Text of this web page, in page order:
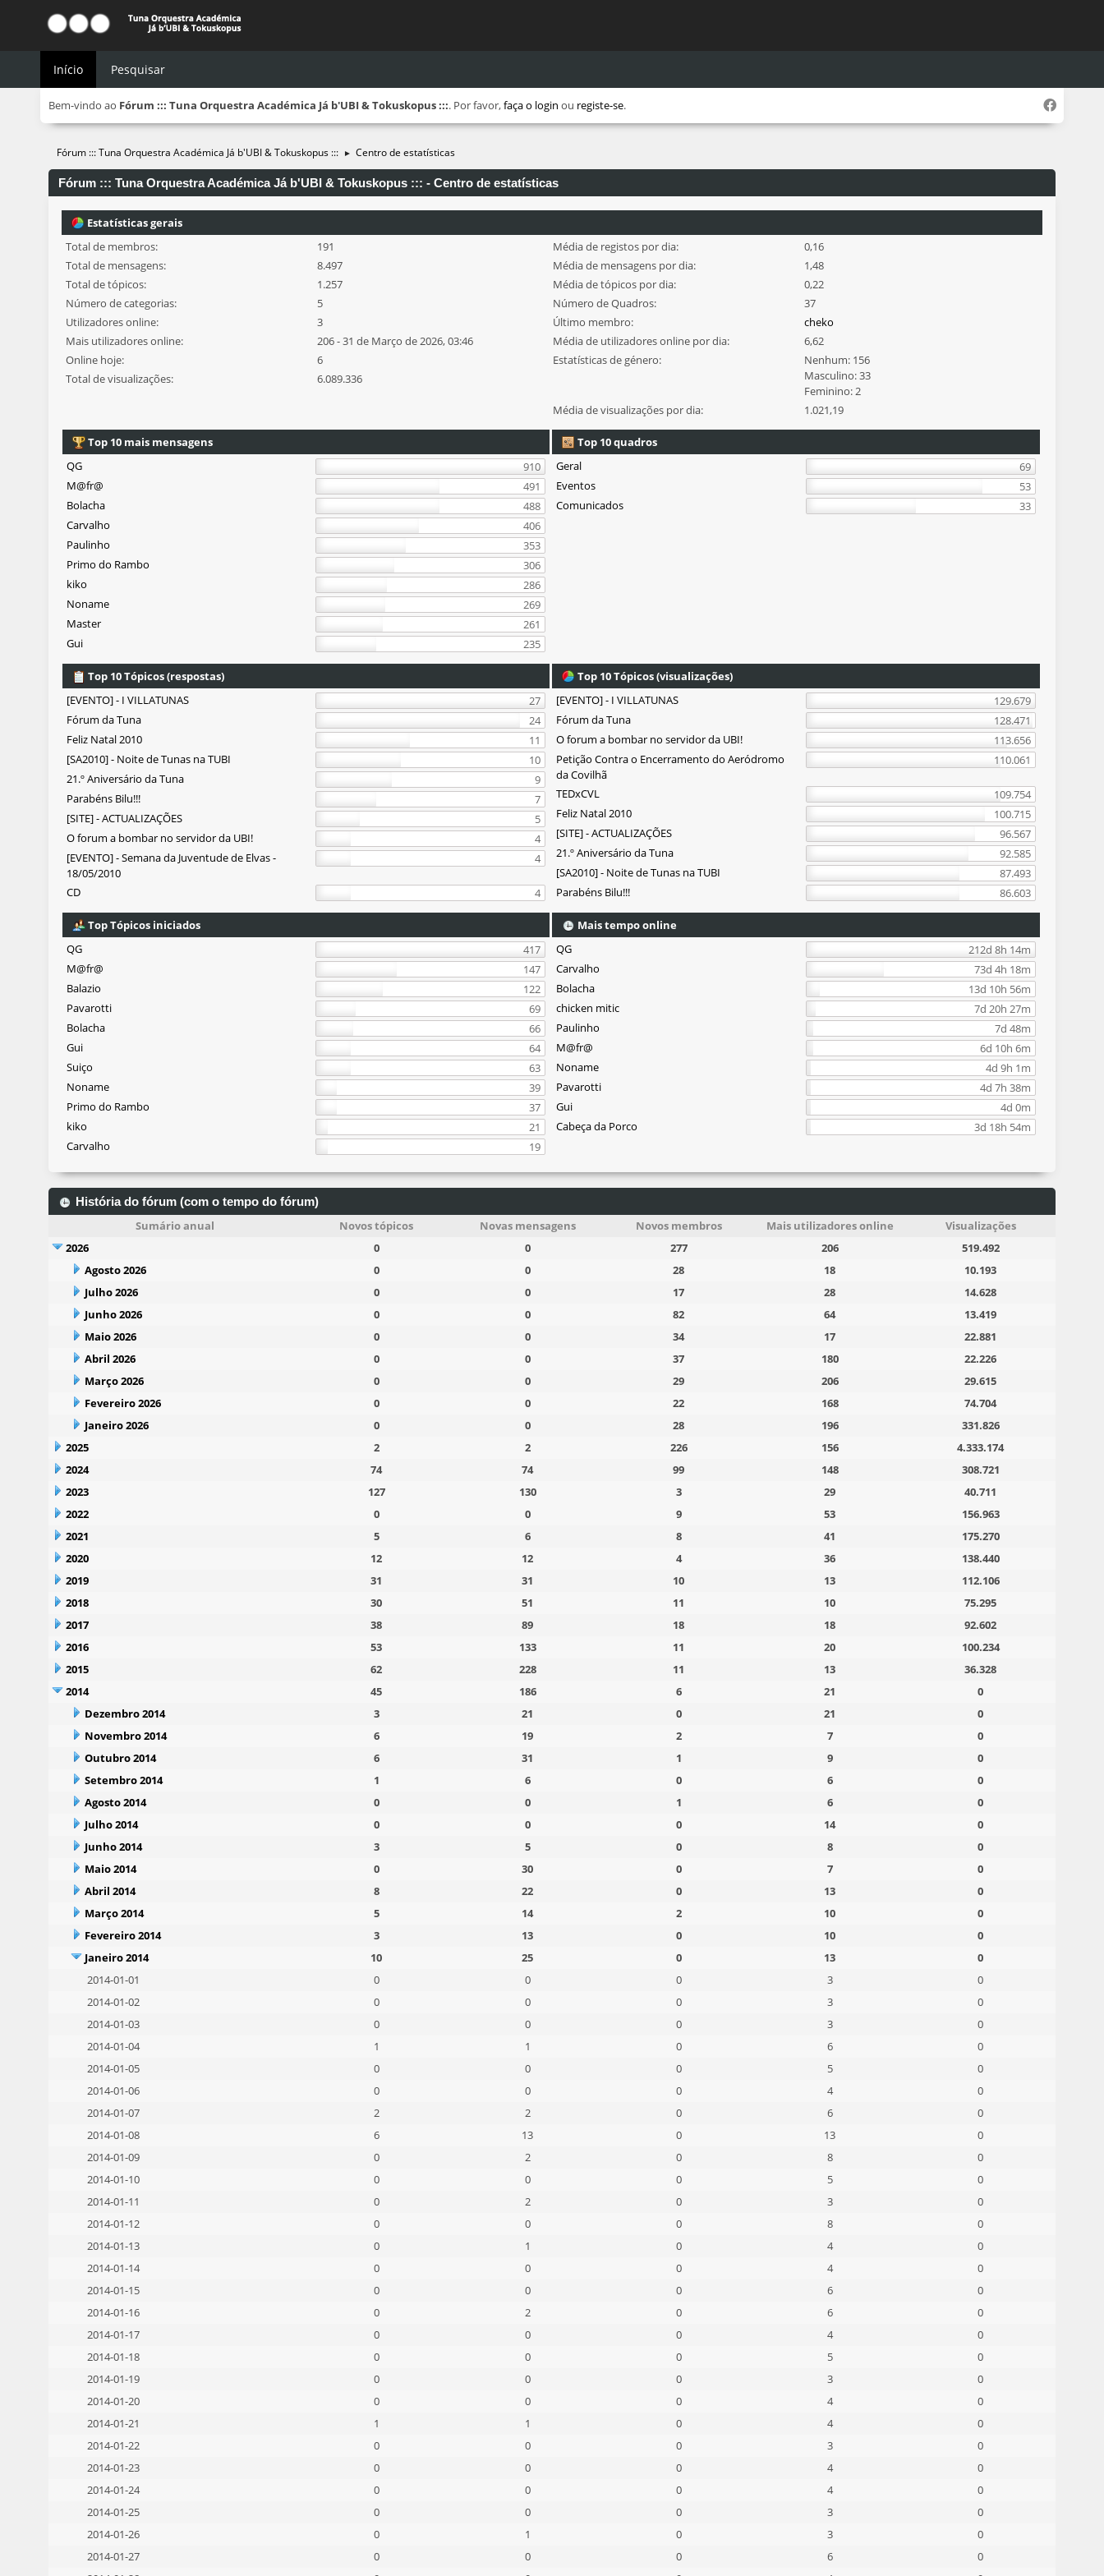
Início Pesquisar
Bem-vindo ao Fórum ::: Tuna Orquestra Académica Já b'UBI & Tokuskopus :::. Por favor,faça o login ou registe-se.
Fórum ::: Tuna Orquestra Académica Já b'UBI & Tokuskopus ::: ► Centro de estatísticas
Fórum ::: Tuna Orquestra Académica Já b'UBI & Tokuskopus ::: - Centro de estatísticas
Estatísticas gerais
Total de membros:
191
Total de mensagens:
8.497
Total de tópicos:
1.257
Número de categorias:
5
Utilizadores online:
3
Mais utilizadores online:
206 - 31 de Março de 2026, 03:46
Online hoje:
6
Total de visualizações:
6.089.336
Média de registos por dia:
0,16
Média de mensagens por dia:
1,48
Média de tópicos por dia:
0,22
Número de Quadros:
37
Último membro:
cheko
Média de utilizadores online por dia:
6,62
Estatísticas de género:
Nenhum: 156
Masculino: 33
Feminino: 2
Média de visualizações por dia:
1.021,19
Top 10 mais mensagens
QG
910
M@fr@
491
Bolacha
488
Carvalho
406
Paulinho
353
Primo do Rambo
306
kiko
286
Noname
269
Master
261
Gui
235
Top 10 quadros
Geral
69
Eventos
53
Comunicados
33
Top 10 Tópicos (respostas)
[EVENTO] - I VILLATUNAS
27
Fórum da Tuna
24
Feliz Natal 2010
11
[SA2010] - Noite de Tunas na TUBI
10
21.º Aniversário da Tuna
9
Parabéns Bilu!!!
7
[SITE] - ACTUALIZAÇÕES
5
O forum a bombar no servidor da UBI!
4
[EVENTO] - Semana da Juventude de Elvas -
18/05/2010
4
CD 4
Top 10 Tópicos (visualizações)
[EVENTO] - I VILLATUNAS
129.679
Fórum da Tuna
128.471
O forum a bombar no servidor da UBI!
113.656
Petição Contra o Encerramento do Aeródromo
da Covilhã
110.061
TEDxCVL
109.754
Feliz Natal 2010
100.715
[SITE] - ACTUALIZAÇÕES
96.567
21.º Aniversário da Tuna
92.585
[SA2010] - Noite de Tunas na TUBI
87.493
Parabéns Bilu!!!
86.603
Top Tópicos iniciados
QG
417
M@fr@
147
Balazio
122
Pavarotti
69
Bolacha
66
Gui
64
Suiço
63
Noname
39
Primo do Rambo
37
kiko
21
Carvalho
19
Mais tempo online
QG
212d 8h 14m
Carvalho
73d 4h 18m
Bolacha
13d 10h 56m
chicken mitic
7d 20h 27m
Paulinho
7d 48m
M@fr@
6d 10h 6m
Noname
4d 9h 1m
Pavarotti
4d 7h 38m
Gui
4d 0m
Cabeça da Porco
3d 18h 54m
História do fórum (com o tempo do fórum)
Sumário anual Novos tópicos Novas mensagens Novos membros Mais utilizadores online
Visualizações
2026
0 0 277 206
519.492
Agosto 2026
0 0 28 18
10.193
Julho 2026
0 0 17 28
14.628
Junho 2026
0 0 82 64
13.419
Maio 2026
0 0 34 17
22.881
Abril 2026
0 0 37 180
22.226
Março 2026
0 0 29 206
29.615
Fevereiro 2026
0 0 22 168
74.704
Janeiro 2026
0 0 28 196
331.826
2025
2 2 226 156
4.333.174
2024
74 74 99 148
308.721
2023
127 130 3 29
40.711
2022
0 0 9 53
156.963
2021
5 6 8 41
175.270
2020
12 12 4 36
138.440
2019
31 31 10 13
112.106
2018
30 51 11 10
75.295
2017
38 89 18 18
92.602
2016
53 133 11 20
100.234
2015
62 228 11 13
36.328
2014
45 186 6 21
0
Dezembro 2014
3 21 0 21
0
Novembro 2014
6 19 2 7
0
Outubro 2014
6 31 1 9
0
Setembro 2014
1 6 0 6
0
Agosto 2014
0 0 1 6
0
Julho 2014
0 0 0 14
0
Junho 2014
3 5 0 8
0
Maio 2014
0 30 0 7
0
Abril 2014
8 22 0 13
0
Março 2014
5 14 2 10
0
Fevereiro 2014
3 13 0 10
0
Janeiro 2014
10 25 0 13
0
2014-01-01
0 0 0 3
0
2014-01-02
0 0 0 3
0
2014-01-03
0 0 0 3
0
2014-01-04
1 1 0 6
0
2014-01-05
0 0 0 5
0
2014-01-06
0 0 0 4
0
2014-01-07
2 2 0 6
0
2014-01-08
6 13 0 13
0
2014-01-09
0 2 0 8
0
2014-01-10
0 0 0 5
0
2014-01-11
0 2 0 3
0
2014-01-12
0 0 0 8
0
2014-01-13
0 1 0 4
0
2014-01-14
0 0 0 4
0
2014-01-15
0 0 0 6
0
2014-01-16
0 2 0 6
0
2014-01-17
0 0 0 4
0
2014-01-18
0 0 0 5
0
2014-01-19
0 0 0 3
0
2014-01-20
0 0 0 4
0
2014-01-21
1 1 0 4
0
2014-01-22
0 0 0 3
0
2014-01-23
0 0 0 4
0
2014-01-24
0 0 0 4
0
2014-01-25
0 0 0 3
0
2014-01-26
0 1 0 3
0
2014-01-27
0 0 0 6
0